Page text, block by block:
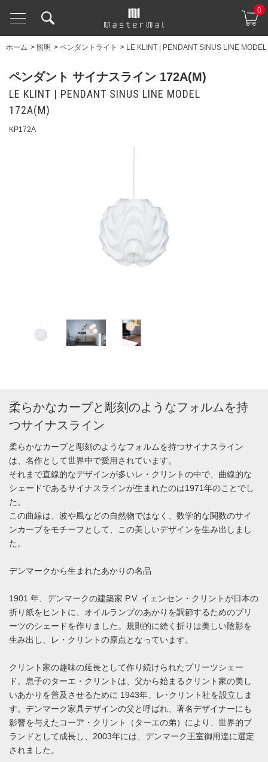
0
ホーム > 照明 > ペンダントライト > LE KLINT | PENDANT SINUS LINE
ペンダント サイナスライン 172A(M)
LE KLINT | PENDANT SINUS LINE MODEL
172A(M)
KP172A
柔らかなカーブと彫刻のようなフォルムを持
つサイナスライン
柔らかなカーブと彫刻のようなフォルムを持つサイナスライン
は、名作として世界中で愛用されています。
それまで直線的なデザインが多いレ・クリントの中で、曲線的な
シェードであるサイナスラインが生まれたのは1971年のことでし
た。
この曲線は、波や風などの自然物ではなく、数学的な関数のサイ
ンカーブをモチーフとして、この美しいデザインを生み出しまし
た。
デンマークから生まれたあかりの名品
1901 年、デンマークの建築家 P.V. イェンセン・クリントが日本の
折り紙をヒントに、オイルランプのあかりを調節するためのプリ
ーツのシェードを作りました。規則的に続く折りは美しい陰影を
生み出し、レ・クリントの原点となっています。
クリント家の趣味の延長として作り続けられたプリーツシェー
ド。息子のターエ・クリントは、父から始まるクリント家の美し
いあかりを普及させるために 1943年、レ･クリント社を設立しま
す。デンマーク家具デザインの父と呼ばれ、著名デザイナーにも
影響を与えたコーア・クリント（ターエの弟）により、世界的ブ
ランドとして成長し、2003年には、デンマーク王室御用達に選定
されました。